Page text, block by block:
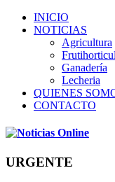
INICIO
NOTICIAS
Agricultura
Ganadería
Lecheria
QUIENES
CONTACTO
URGENTE